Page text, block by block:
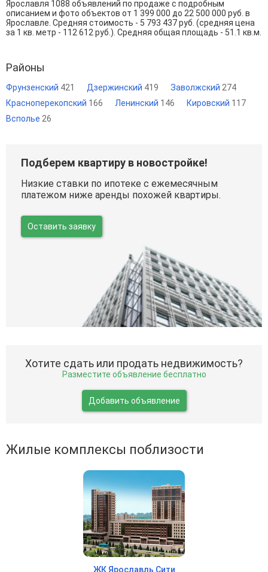
Ярославля 1088 объявлений по продаже с подробным
описанием и фото объектов от 1 399 000 до 22 500 000 руб. в
Ярославле. Средняя стоимость - 5 793 437 руб. (средняя цена
за 1 кв. метр - 112 612 руб.). Средняя общая площадь - 51.1 кв.м.
Районы
Фрунзенский 421 Дзержинский 419 Заволжский 274
Красноперекопский 166 Ленинский 146 Кировский 117
Всполье 26
Подберем квартиру в новостройке!
Низкие ставки по ипотеке с ежемесячным
платежом ниже аренды похожей квартиры.
Оставить заявку
Хотите сдать или продать недвижимость?
Разместите объявление бесплатно
Добавить объявление
Жилые комплексы поблизости
ЖК Ярославль Сити